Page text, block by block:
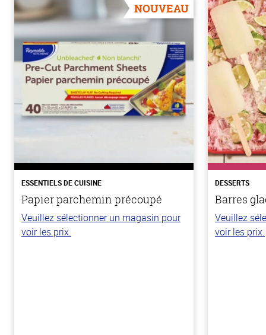
NOUVEAU
ESSENTIELS DE CUISINE
Papier parchemin précoupé
Veuillez sélectionner un magasin pour
voir les prix.
DESSERTS
Barres
Veuillez
voir les prix.